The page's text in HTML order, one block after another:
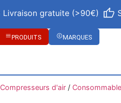
Livraison gratuite (>90€)
PRODUITS MARQUES
Compresseurs d'air/